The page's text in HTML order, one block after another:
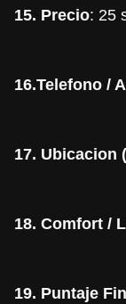
15. Precio: 25
16.Telefono /
17. Ubicacion
18. Comfort /
19. Puntaje